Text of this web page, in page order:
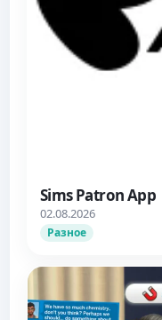
Sims Patron App
02.08.2026
Разное